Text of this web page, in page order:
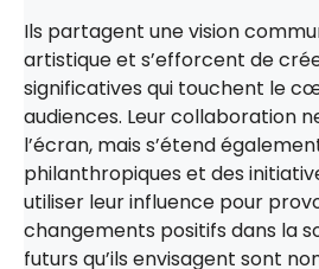
Ils partagent une vision
artistique et s’efforcent de
significatives qui touchent le
audiences. Leur collaboration
l’écran, mais s’étend
philanthropiques et des
utiliser leur influence pour
changements positifs dans la
futurs qu’ils envisagent sont